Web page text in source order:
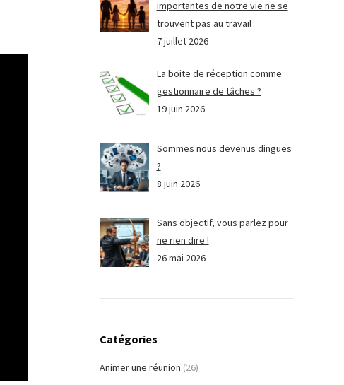
importantes de notre vie ne se
trouvent pas au travail
7 juillet 2026
La boite de réception comme
gestionnaire de tâches ?
19 juin 2026
Sommes nous devenus dingues
?
8 juin 2026
Sans objectif, vous parlez pour
ne rien dire !
26 mai 2026
Catégories
Animer une réunion (26)